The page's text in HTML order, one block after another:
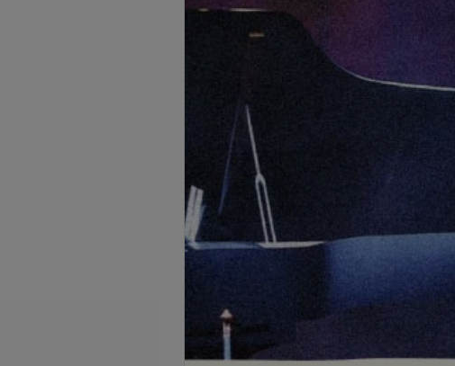
Подробнее